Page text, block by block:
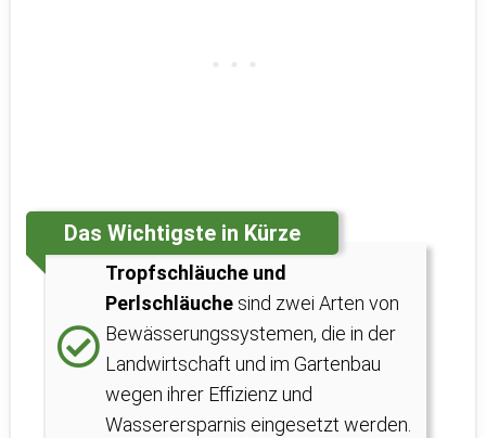
Das Wichtigste in Kürze
Tropfschläuche und
Perlschläuche sind zwei Arten von
Bewässerungssystemen, die in der
Landwirtschaft und im Gartenbau
wegen ihrer Effizienz und
Wasserersparnis eingesetzt werden.